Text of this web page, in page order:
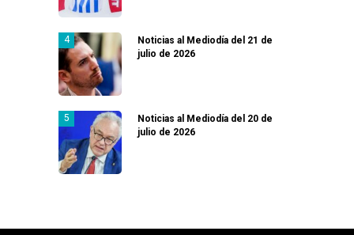
Noticias al Mediodía del 21 de
julio de 2026
Noticias al Mediodía del 20 de
julio de 2026